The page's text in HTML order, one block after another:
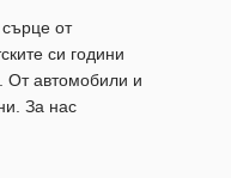
от
си години
От автомобили и
За нас